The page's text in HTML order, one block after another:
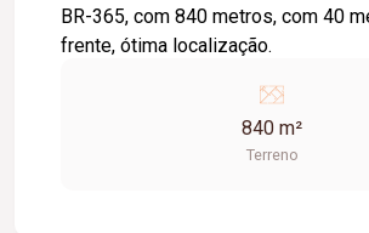
BR-365, com 840 metros, com 40
frente, ótima localização.
840 m²
Terreno